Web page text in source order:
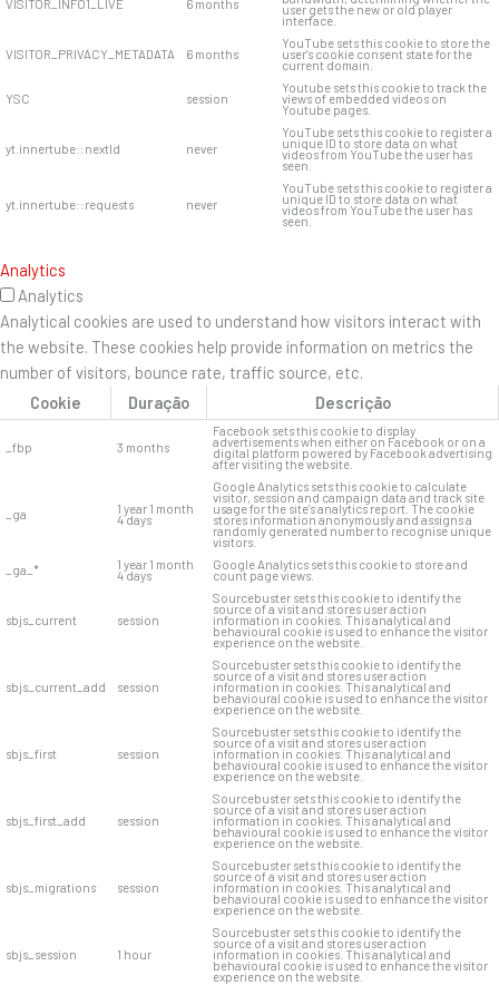
VISITOR_INFO1_LIVE 6 months user gets the new or old player
interface.
VISITOR_PRIVACY_METADATA 6 months
YouTube sets this cookie to store the
user's cookie consent state for the
current domain.
YSC session
Youtube sets this cookie to track the
views of embedded videos on
Youtube pages.
yt.innertube::nextId never
YouTube sets this cookie to register a
unique ID to store data on what
videos from YouTube the user has
seen.
yt.innertube::requests never
YouTube sets this cookie to register a
unique ID to store data on what
videos from YouTube the user has
seen.
Analytics
Analytics
Analytical cookies are used to understand how visitors interact with
the website. These cookies help provide information on metrics the
number of visitors, bounce rate, traffic source, etc.
Cookie
Duração Descrição
_fbp 3 months
Facebook sets this cookie to display
advertisements when either on Facebook or on a
digital platform powered by Facebook advertising
after visiting the website.
_ga 1 year 1 month
4 days
Google Analytics sets this cookie to calculate
visitor, session and campaign data and track site
usage for the site's analytics report. The cookie
stores information anonymously and assigns a
randomly generated number to recognise unique
visitors.
_ga_*
1 year 1 month
4 days
Google Analytics sets this cookie to store and
count page views.
sbjs_current session
Sourcebuster sets this cookie to identify the
source of a visit and stores user action
information in cookies. This analytical and
behavioural cookie is used to enhance the visitor
experience on the website.
sbjs_current_add session
Sourcebuster sets this cookie to identify the
source of a visit and stores user action
information in cookies. This analytical and
behavioural cookie is used to enhance the visitor
experience on the website.
sbjs_first session
Sourcebuster sets this cookie to identify the
source of a visit and stores user action
information in cookies. This analytical and
behavioural cookie is used to enhance the visitor
experience on the website.
sbjs_first_add session
Sourcebuster sets this cookie to identify the
source of a visit and stores user action
information in cookies. This analytical and
behavioural cookie is used to enhance the visitor
experience on the website.
sbjs_migrations session
Sourcebuster sets this cookie to identify the
source of a visit and stores user action
information in cookies. This analytical and
behavioural cookie is used to enhance the visitor
experience on the website.
sbjs_session 1 hour
Sourcebuster sets this cookie to identify the
source of a visit and stores user action
information in cookies. This analytical and
behavioural cookie is used to enhance the visitor
experience on the website.